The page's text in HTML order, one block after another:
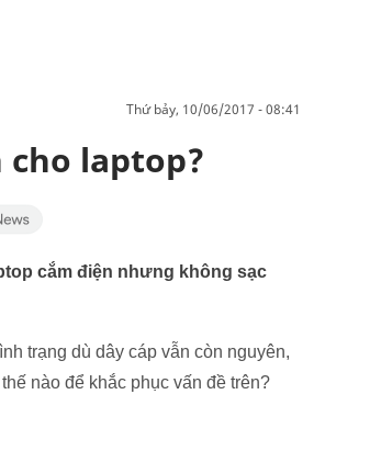
thứ bảy, 10/06/2017 - 08:41
laptop?
cắm điện nhưng không sạc
trạng dù dây cáp vẫn còn nguyên,
nào để khắc phục vấn đề trên?